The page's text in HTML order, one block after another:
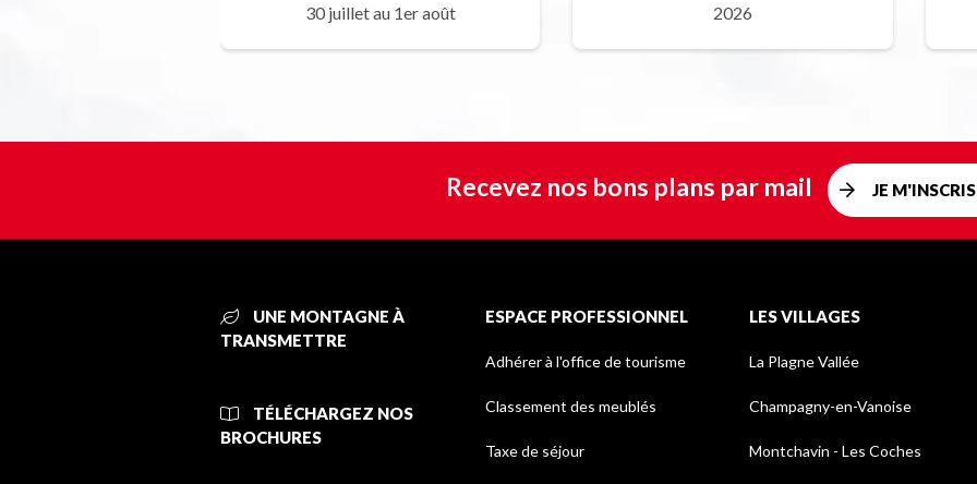
30 juillet au 1er août 2026
Recevez nos bons plans par mail JE M'INSCRIS
UNE MONTAGNE À
TRANSMETTRE
TÉLÉCHARGEZ NOS
BROCHURES
ESPACE PROFESSIONNEL
Adhérer à l'office de tourisme
Classement des meublés
Taxe de séjour
LES VILLAGES
La Plagne Vallée
Champagny-en-Vanoise
Montchavin - Les Coches